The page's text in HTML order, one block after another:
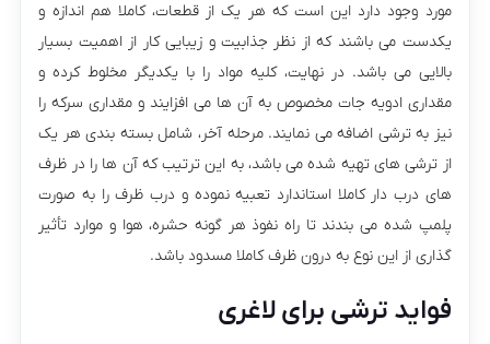
مورد وجود دارد این است که هر یک از قطعات، کاملا هم اندازه و
یکدست می باشند که از نظر جذابیت و زیبایی کار از اهمیت بسیار
بالایی می باشد. در نهایت، کلیه مواد را با یکدیگر مخلوط کرده و
مقداری ادویه جات مخصوص به آن ها می افزایند و مقداری سرکه را
نیز به ترشی اضافه می نمایند. مرحله آخر، شامل بسته بندی هر یک
از ترشی های تهیه شده می باشد، به این ترتیب که آن ها را در ظرف
های درب دار کاملا استاندارد تعبیه نموده و درب ظرف را به صورت
پلمپ شده می بندند تا راه نفوذ هر گونه حشره، هوا و موارد تأثیر
گذاری از این نوع به درون ظرف کاملا مسدود باشد.
فواید ترشی برای لاغری